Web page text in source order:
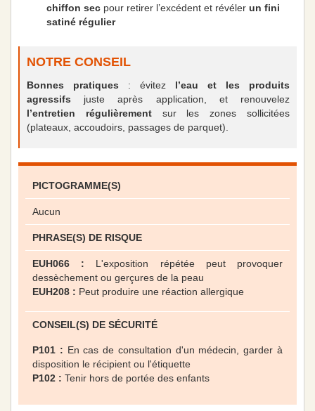
chiffon sec pour retirer l’excédent et révéler un fini
satiné régulier
NOTRE CONSEIL
Bonnes pratiques : évitez l’eau et les produits
agressifs juste après application, et renouvelez
l’entretien régulièrementsur les zones sollicitées
(plateaux, accoudoirs, passages de parquet).
PICTOGRAMME(S)
Aucun
PHRASE(S) DE RISQUE
EUH066 : L'exposition répétée peut provoquer
dessèchement ou gerçures de la peau
EUH208 : Peut produire une réaction allergique
CONSEIL(S) DE SÉCURITÉ
P101 : En cas de consultation d'un médecin, garder à
disposition le récipient ou l'étiquette
P102 : Tenir hors de portée des enfants